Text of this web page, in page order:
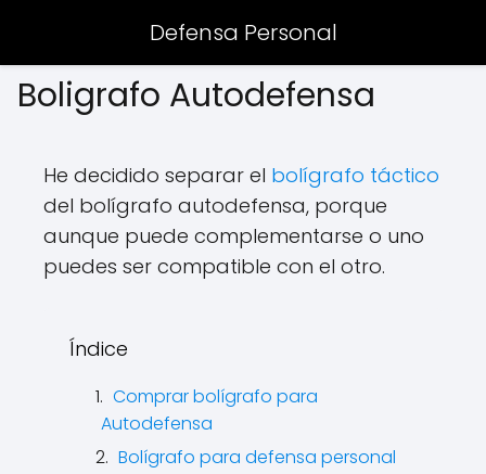
Defensa Personal
Boligrafo Autodefensa
He decidido separar el bolígrafo táctico
del bolígrafo autodefensa, porque
aunque puede complementarse o uno
puedes ser compatible con el otro.
Índice
Comprar bolígrafo para
Autodefensa
Bolígrafo para defensa personal